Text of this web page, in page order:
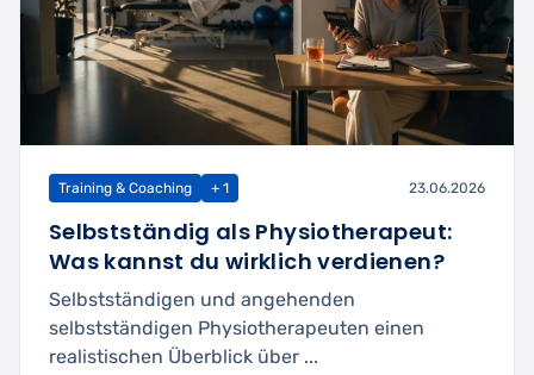
Training & Coaching + 1 23.06.2026
Selbstständig als Physiotherapeut:
Was kannst du wirklich verdienen?
Selbstständigen und angehenden
selbstständigen Physiotherapeuten einen
realistischen Überblick über ...